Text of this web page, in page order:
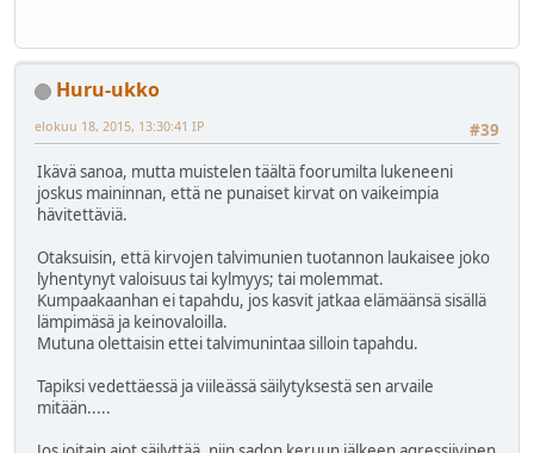
Huru-ukko
#39
elokuu 18, 2015, 13:30:41 IP
Ikävä sanoa, mutta muistelen täältä foorumilta lukeneeni
joskus maininnan, että ne punaiset kirvat on vaikeimpia
hävitettäviä.
Otaksuisin, että kirvojen talvimunien tuotannon laukaisee joko
lyhentynyt valoisuus tai kylmyys; tai molemmat.
Kumpaakaanhan ei tapahdu, jos kasvit jatkaa elämäänsä sisällä
lämpimäsä ja keinovaloilla.
Mutuna olettaisin ettei talvimunintaa silloin tapahdu.
Tapiksi vedettäessä ja viileässä säilytyksestä sen arvaile
mitään.....